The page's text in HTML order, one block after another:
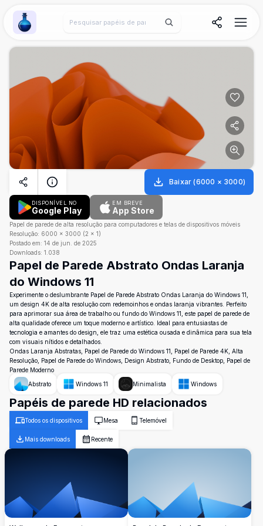
Wallpaper Alchemy
Baixar (6000 × 3000)
DISPONÍVEL NO
Google Play
EM BREVE
App Store
Papel de parede de alta resolução para computadores e telas de dispositivos móveis
Resolução: 6000 × 3000 (2 × 1)
Postado em: 14 de jun. de 2025
Downloads: 1.038
Papel de Parede Abstrato Ondas Laranja
do Windows 11
Experimente o deslumbrante Papel de Parede Abstrato Ondas Laranja do Windows 11,
um design 4K de alta resolução com redemoinhos e ondas laranja vibrantes. Perfeito
para aprimorar sua área de trabalho ou fundo do Windows 11, este papel de parede de
alta qualidade oferece um toque moderno e artístico. Ideal para entusiastas de
tecnologia e amantes do design, ele traz uma estética ousada e dinâmica para sua tela
com visuais nítidos e detalhados.
Ondas Laranja Abstratas, Papel de Parede do Windows 11, Papel de Parede 4K, Alta
Resolução, Papel de Parede do Windows, Design Abstrato, Fundo de Desktop, Papel de
Parede Moderno
Abstrato
Windows 11 Minimalista Windows
Papéis de parede HD relacionados
Todos os dispositivos Mesa Telemóvel
Mais downloads Recente